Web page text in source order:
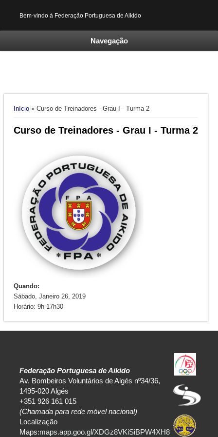
Bem-vindo à Federação Portuguesa de Aikido
Navegação
Está aqui
Início» Curso de Treinadores - Grau I - Turma 2
Curso de Treinadores - Grau I - Turma 2
Quando:
Sábado, Janeiro 26, 2019
Horário: 9h-17h30
Federação Portuguesa de Aikido
Av. Bombeiros Voluntários de Algés nº34/36,
1495-020 Algés
+351 926 161 015
(Chamada para rede móvel nacional)
Localização
Maps:maps.app.goo.gl/XDGz8VKiSiBPW4XH8